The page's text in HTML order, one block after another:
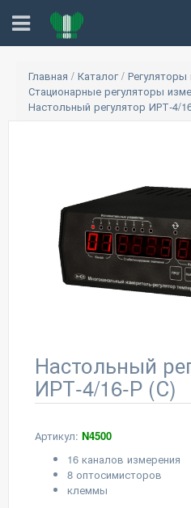
Главная / Каталог/
Стационарные регуляторы
Настольный регулятор ИРТ-4/
Настольный
ИРТ-4/16-Р (С)
Артикул: N4500
16 каналов измерения
8 оптосимисторов
клеммы